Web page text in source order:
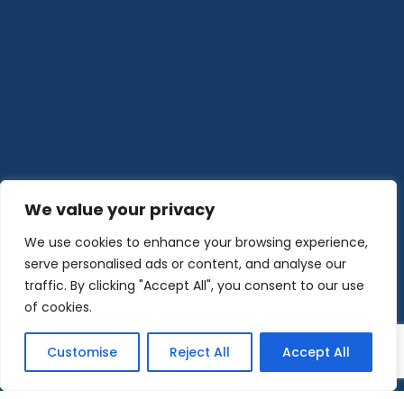
We value your privacy
We use cookies to enhance your browsing experience,
serve personalised ads or content, and analyse our
traffic. By clicking "Accept All", you consent to our use
of cookies.
Customise Reject All Accept All